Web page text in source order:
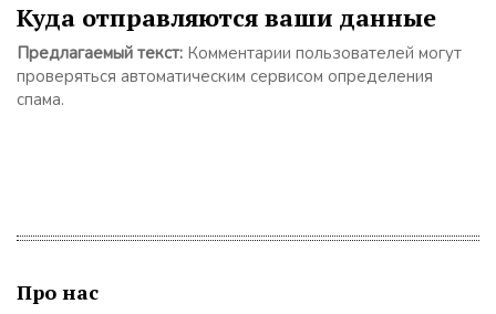
Куда отправляются ваши данные
Предлагаемый текст: Комментарии пользователей могут
проверяться автоматическим сервисом определения
спама.
Про нас